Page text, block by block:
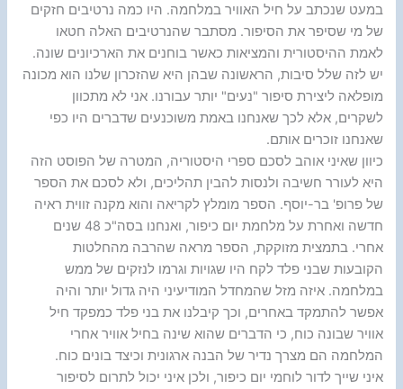
במעט שנכתב על חיל האוויר במלחמה. היו כמה נרטיבים חזקים
של מי שסיפר את הסיפור. מסתבר שהנרטיבים האלה חטאו
לאמת ההיסטורית והמציאות כאשר בוחנים את הארכיונים שונה.
יש לזה שלל סיבות, הראשונה שבהן היא שהזכרון שלנו הוא מכונה
מופלאה ליצירת סיפור "נעים" יותר עבורנו. אני לא מתכוון
לשקרים, אלא לכך שאנחנו באמת משוכנעים שדברים היו כפי
שאנחנו זוכרים אותם.
כיוון שאיני אוהב לסכם ספרי היסטוריה, המטרה של הפוסט הזה
היא לעורר חשיבה ולנסות להבין תהליכים, ולא לסכם את הספר
של פרופ' בר-יוסף. הספר מומלץ לקריאה והוא מקנה זווית ראיה
חדשה ואחרת על מלחמת יום כיפור, ואנחנו בסה"כ 48 שנים
אחרי. בתמצית מזוקקת, הספר מראה שהרבה מהחלטות
הקובעות שבני פלד לקח היו שגויות וגרמו לנזקים של ממש
במלחמה. איזה מזל שהמחדל המודיעיני היה גדול יותר והיה
אפשר להתמקד באחרים, וכך קיבלנו את בני פלד כמפקד חיל
אוויר שבונה כוח, כי הדברים שהוא שינה בחיל אוויר אחרי
המלחמה הם מצרך נדיר של הבנה ארגונית וכיצד בונים כוח.
איני שייך לדור לוחמי יום כיפור, ולכן איני יכול לתרום לסיפור